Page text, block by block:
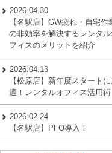
2026.04.30
【名駅店】GW疲れ・自宅作
の非効率を解決するレンタル
フィスのメリットを紹介
2026.04.13
【松原店】新年度スタート
適！レンタルオフィス活用術
2026.02.24
【名駅店】PFO導入！